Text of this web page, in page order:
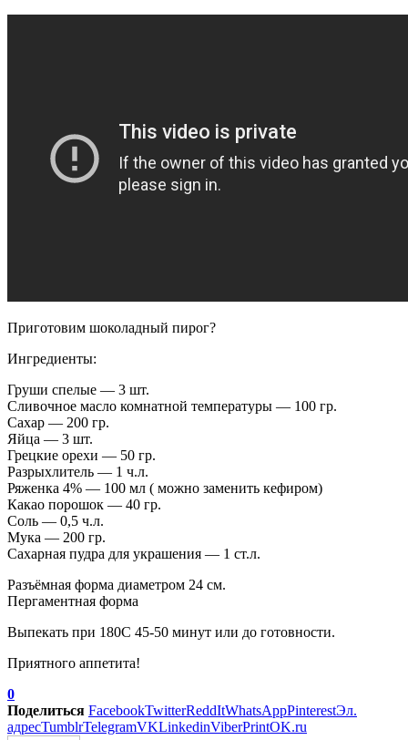
Приготовим шоколадный пирог?
Ингредиенты:
Груши спелые — 3 шт.
Сливочное масло комнатной температуры — 100 гр.
Сахар — 200 гр.
Яйца — 3 шт.
Грецкие орехи — 50 гр.
Разрыхлитель — 1 ч.л.
Ряженка 4% — 100 мл ( можно заменить кефиром)
Какао порошок — 40 гр.
Соль — 0,5 ч.л.
Мука — 200 гр.
Сахарная пудра для украшения — 1 ст.л.
Разъёмная форма диаметром 24 см.
Пергаментная форма
Выпекать при 180С 45-50 минут или до готовности.
Приятного аппетита!
0
Поделиться FacebookTwitterReddItWhatsAppPinterestЭл.
адресTumblrTelegramVKLinkedinViberPrintOK.ru